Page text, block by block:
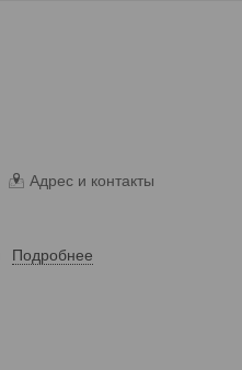
Адрес и контакты
Подробнее